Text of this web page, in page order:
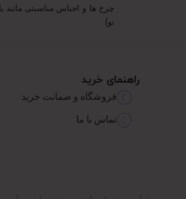
چرخ ها و اجناس مناسبتی مانند
نو)
راهنمای خرید
فروشگاه و ضمانت خرید
تماس با ما